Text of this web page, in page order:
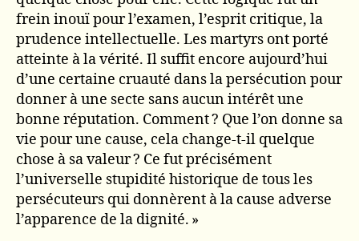
frein inouï pour l’examen, l’esprit critique, la
prudence intellectuelle. Les martyrs ont porté
atteinte à la vérité. Il suffit encore aujourd’hui
d’une certaine cruauté dans la persécution pour
donner à une secte sans aucun intérêt une
bonne réputation. Comment ? Que l’on donne sa
vie pour une cause, cela change-t-il quelque
chose à sa valeur ? Ce fut précisément
l’universelle stupidité historique de tous les
persécuteurs qui donnèrent à la cause adverse
l’apparence de la dignité. »